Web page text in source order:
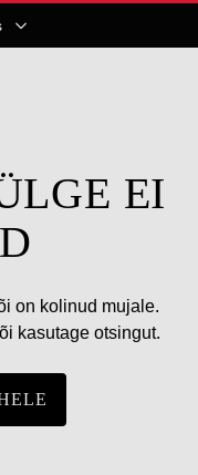
EI
on kolinud mujale.
kasutage otsingut.